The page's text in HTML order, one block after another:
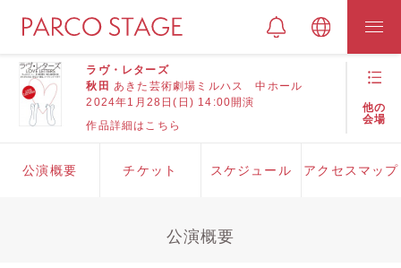
ラヴ・レターズ
秋田 あきた芸術劇場ミルハス 中ホール
2024年1月28日(日) 14:00開演
作品詳細はこちら
他の
会場
公演概要 チケット スケジュール アクセスマップ
公演概要